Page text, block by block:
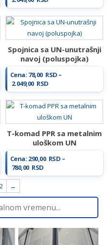
cena:
od
78,00 RSD
2.049,00 RSD
Spojnica sa UN-unutrašnji
navoj (poluspojka)
Cena: 78,00 RSD –
2.049,00 RSD
Raspon
cena:
od
78,00 RSD
2.049,00 RSD
T-komad PPR sa metalnim
uloškom UN
Cena: 290,00 RSD –
780,00 RSD
Raspon
cena:
od
290,00 RSD
780,00 RSD
2 →